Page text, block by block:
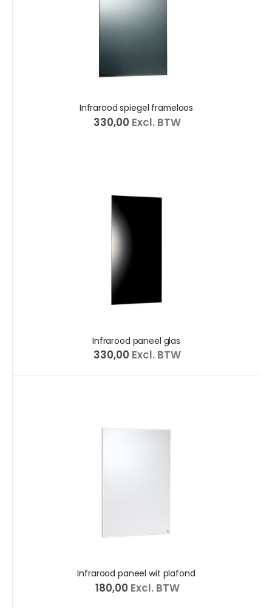
Infrarood spiegel frameloos
€ 330,00 Excl. BTW
Infrarood paneel glas
€ 330,00 Excl. BTW
Infrarood paneel wit plafond
€ 180,00 Excl. BTW